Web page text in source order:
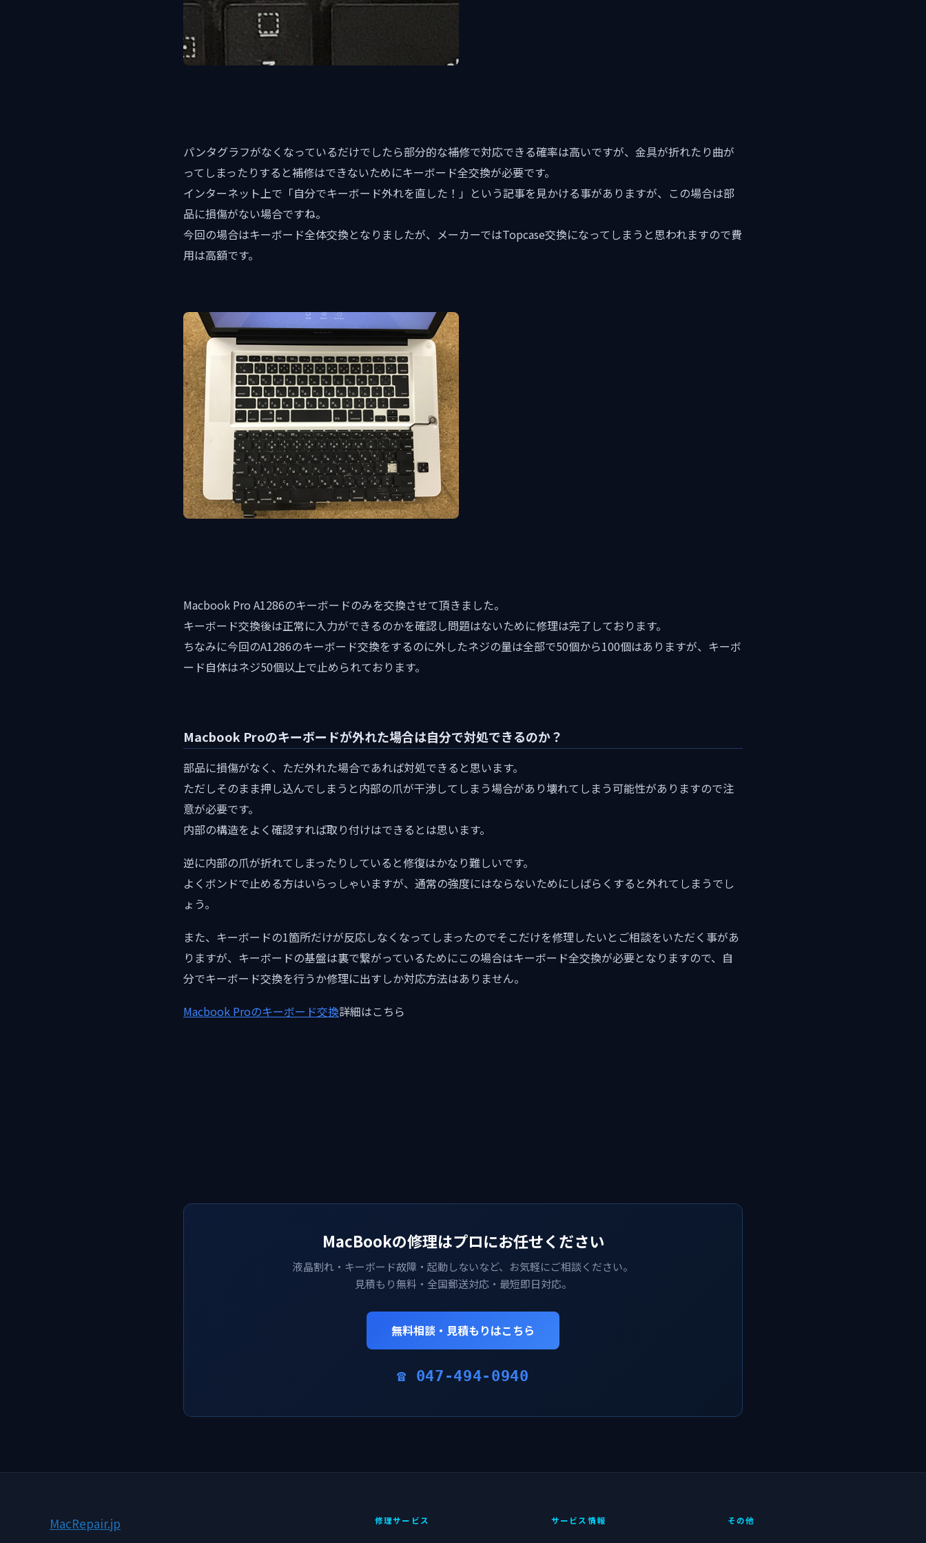
パンタグラフがなくなっているだけでしたら部分的な補修で対応できる確率は高いですが、金具が折れたり曲が
ってしまったりすると補修はできないためにキーボード全交換が必要です。
インターネット上で「自分でキーボード外れを直した！」という記事を見かける事がありますが、この場合は部
品に損傷がない場合ですね。
今回の場合はキーボード全体交換となりましたが、メーカーではTopcase交換になってしまうと思われますので費
用は高額です。
Macbook Pro A1286のキーボードのみを交換させて頂きました。
キーボード交換後は正常に入力ができるのかを確認し問題はないために修理は完了しております。
ちなみに今回のA1286のキーボード交換をするのに外したネジの量は全部で50個から100個はありますが、キーボ
ード自体はネジ50個以上で止められております。
Macbook Proのキーボードが外れた場合は自分で対処できるのか？
部品に損傷がなく、ただ外れた場合であれば対処できると思います。
ただしそのまま押し込んでしまうと内部の爪が干渉してしまう場合があり壊れてしまう可能性がありますので注
意が必要です。
内部の構造をよく確認すれば取り付けはできるとは思います。
逆に内部の爪が折れてしまったりしていると修復はかなり難しいです。
よくボンドで止める方はいらっしゃいますが、通常の強度にはならないためにしばらくすると外れてしまうでし
ょう。
また、キーボードの1箇所だけが反応しなくなってしまったのでそこだけを修理したいとご相談をいただく事があ
りますが、キーボードの基盤は裏で繋がっているためにこの場合はキーボード全交換が必要となりますので、自
分でキーボード交換を行うか修理に出すしか対応方法はありません。
Macbook Proのキーボード交換詳細はこちら
MacBookの修理はプロにお任せください
液晶割れ・キーボード故障・起動しないなど、お気軽にご相談ください。
見積もり無料・全国郵送対応・最短即日対応。
無料相談・見積もりはこちら
☎ 047-494-0940
MacRepair.jp 修理サービス サービス情報 その他